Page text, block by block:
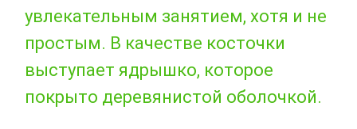
увлекательным занятием, хотя и не
простым. В качестве косточки
выступает ядрышко, которое
покрыто деревянистой оболочкой.